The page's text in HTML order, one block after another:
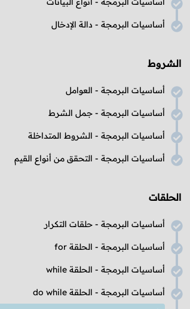
أساسيات البرمجة - دالة الإدخال
الشروط
أساسيات البرمجة - العوامل
أساسيات البرمجة - جمل الشرط
أساسيات البرمجة - الشروط المتداخلة
أساسيات البرمجة - التحقق من أنواع القيم
الحلقات
أساسيات البرمجة - حلقات التكرار
أساسيات البرمجة - الحلقة for
أساسيات البرمجة - الحلقة while
أساسيات البرمجة - الحلقة do while